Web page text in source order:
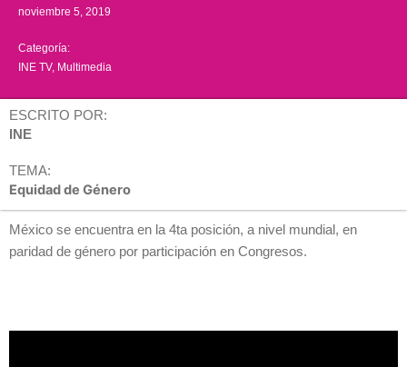
noviembre 5, 2019
Categoría:
INE TV, Multimedia
ESCRITO POR:
INE
TEMA:
Equidad de Género
México se encuentra en la 4ta posición, a nivel mundial, en
paridad de género por participación en Congresos.